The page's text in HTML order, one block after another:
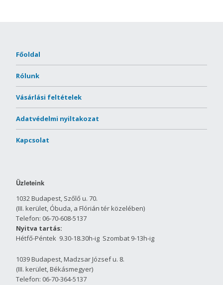
Főoldal
Rólunk
Vásárlási feltételek
Adatvédelmi nyiltakozat
Kapcsolat
Üzleteink
1032 Budapest, Szőlő u. 70.
(III. kerület, Óbuda, a Flórián tér közelében)
Telefon: 06-70-608-5137
Nyitva tartás:
Hétfő-Péntek 9.30-18.30h-ig Szombat 9-13h-ig
1039 Budapest, Madzsar József u. 8.
(III. kerület, Békásmegyer)
Telefon: 06-70-364-5137